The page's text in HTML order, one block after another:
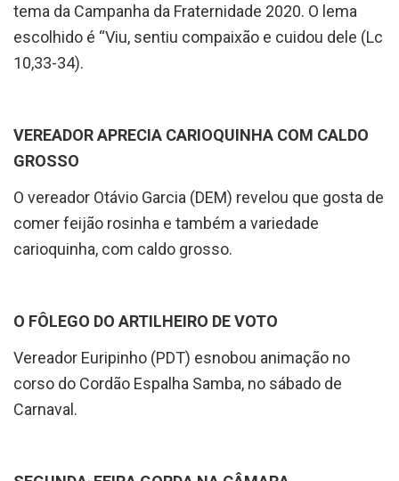
tema da Campanha da Fraternidade 2020. O lema
escolhido é “Viu, sentiu compaixão e cuidou dele (Lc
10,33-34).
VEREADOR APRECIA CARIOQUINHA COM CALDO
GROSSO
O vereador Otávio Garcia (DEM) revelou que gosta de
comer feijão rosinha e também a variedade
carioquinha, com caldo grosso.
O FÔLEGO DO ARTILHEIRO DE VOTO
Vereador Euripinho (PDT) esnobou animação no
corso do Cordão Espalha Samba, no sábado de
Carnaval.